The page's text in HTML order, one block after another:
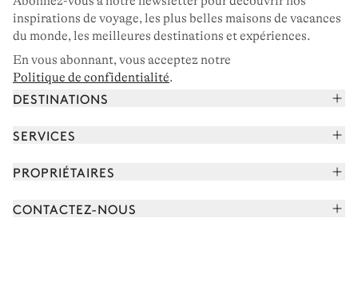
inspirations de voyage, les plus belles maisons de vacances
du monde, les meilleures destinations et expériences.
En vous abonnant, vous acceptez notre
Politique de confidentialité.
DESTINATIONS
Corse
Cap Ferret
SERVICES
Réserver vos vacances
Rencontrer votre concierge
PROPRIÉTAIRES
CONTACTEZ-NOUS